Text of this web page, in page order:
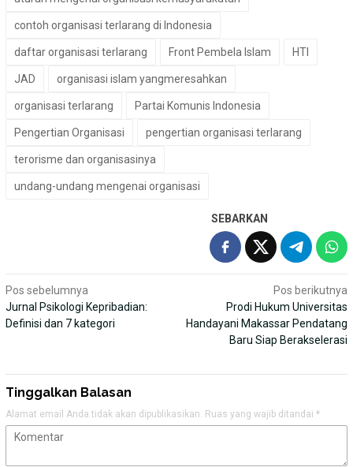
contoh organisasi terlarang di Indonesia
daftar organisasi terlarang Front Pembela Islam HTI
JAD organisasi islam yangmeresahkan
organisasi terlarang Partai Komunis Indonesia
Pengertian Organisasi pengertian organisasi terlarang
terorisme dan organisasinya
undang-undang mengenai organisasi
SEBARKAN
Navigasi
pos
Pos sebelumnya
Jurnal Psikologi Kepribadian:
Definisi dan 7 kategori
Pos berikutnya
Prodi Hukum Universitas
Handayani Makassar Pendatang
Baru Siap Berakselerasi
Tinggalkan Balasan
Alamat email Anda tidak akan dipublikasikan. Ruas yang wajib ditandai *